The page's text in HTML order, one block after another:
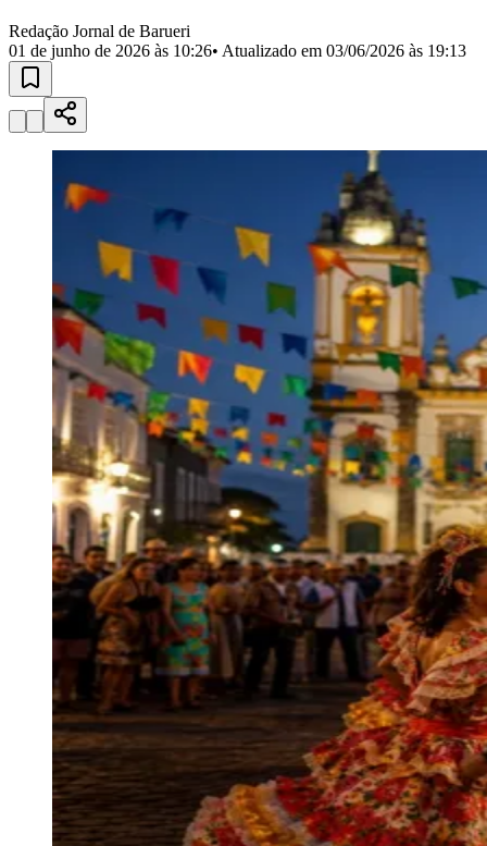
Selecione sua regiãoPara notícias da sua região
AldeiaAldeia da Serra
Belval
Itapevi
Jardim
CalifórniaJardim dos Altos
Jardim
Jardim GrazielaJardim Iracema Jardim ItaquitiJardim
Jardim Líbano Jardim Maria Cristina Jardim Maria Helena
Jardim ParaísoJardim PaulistaJardim ReginaliceJardim São
Jardim São PedroJardim São Silvestre Jardim SilveiraJardim
Jardim Tupanci Mutinga Nova Aldeinha OsascoParque dos
CamargosParque Imperial Parque Santa Luzia Parque Viana
Pirapora
do Bom JesusRecanto PhrynéaSantana de
ParnaíbaSilveiraTamboréVale do Sol Vila BarrosVila Boa VistaVila
do CondeVila Engenho Novo Vila MárciaVila Nossa Sra. da
Escada Vila PortoVotupoca
Para Sua Empresa
Anuncie no Portal
Guia de Empresas
Divulgar Vagas
Publicidade Legal
Negócios Regionais
Turismo
Segurança Regional
Hospitais Estaduais
Parques & Represas
Cidades da Região
Santana de ParnaíbaOsasco Carapicuíba Jandira ItapeviCotiaPirapora
do Bom Jesus Araçariguama CajamarCaieiras
Franco da
RochaFrancisco Morato Taboão da Serra Embu das ArtesSão Roque
Para Sua Empresa
Anuncie Regional
Guia de Empresas
Vagas na Região Novo
Redação Jornal de Barueri
01 de junho de 2026 às 10:26• Atualizado em 03/06/2026 às 19:13